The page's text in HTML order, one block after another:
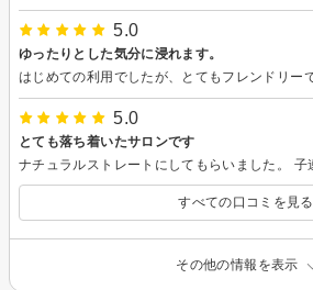
5.0
ゆったりとした気分に浸れます。
5.0
とても落ち着いたサロンです
すべての口コミを見る
その他の情報を表示